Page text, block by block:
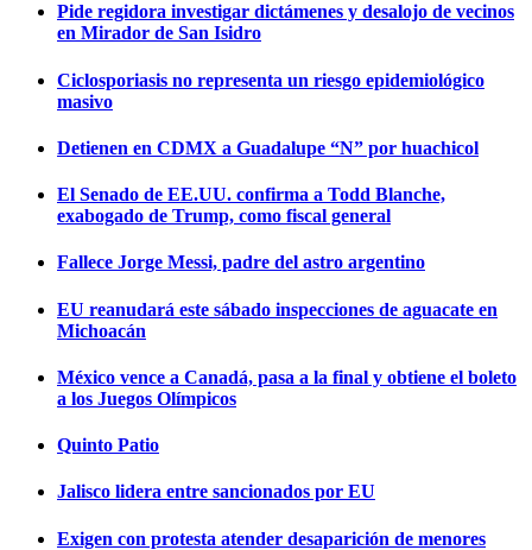
Pide regidora investigar dictámenes y desalojo de vecinos
en Mirador de San Isidro
Ciclosporiasis no representa un riesgo epidemiológico
masivo
Detienen en CDMX a Guadalupe “N” por huachicol
El Senado de EE.UU. confirma a Todd Blanche,
exabogado de Trump, como fiscal general
Fallece Jorge Messi, padre del astro argentino
EU reanudará este sábado inspecciones de aguacate en
Michoacán
México vence a Canadá, pasa a la final y obtiene el boleto
a los Juegos Olímpicos
Quinto Patio
Jalisco lidera entre sancionados por EU
Exigen con protesta atender desaparición de menores